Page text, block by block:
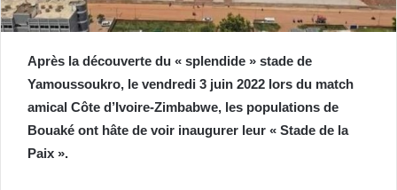
Après la découverte du « splendide » stade de
Yamoussoukro, le vendredi 3 juin 2022 lors du match
amical Côte d’Ivoire-Zimbabwe, les populations de
Bouaké ont hâte de voir inaugurer leur « Stade de la
Paix ».